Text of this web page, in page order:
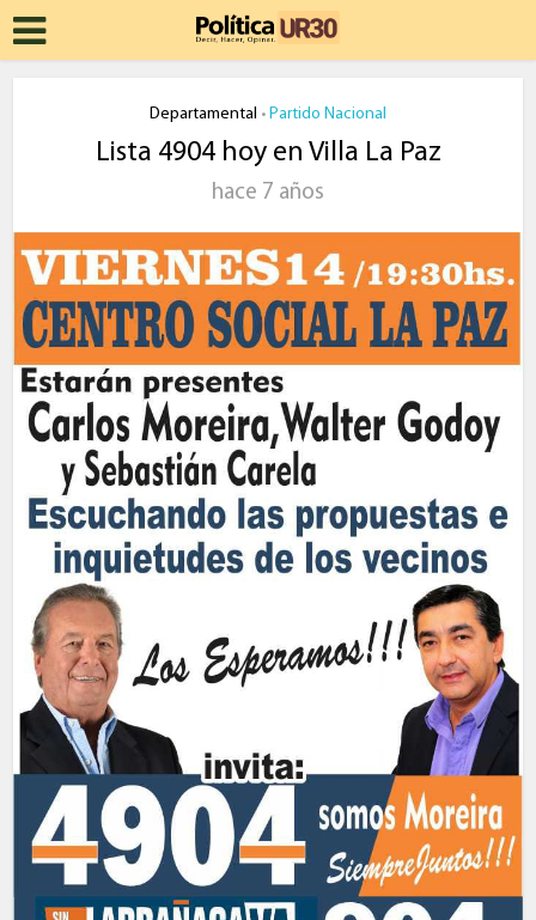
Departamental • Partido Nacional
Lista 4904 hoy en Villa La Paz
hace 7 años